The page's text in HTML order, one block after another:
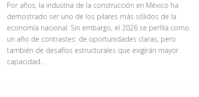
Por años, la industria de la construcción en México ha
demostrado ser uno de los pilares más sólidos de la
economía nacional. Sin embargo, el 2026 se perfila como
un año de contrastes: de oportunidades claras, pero
también de desafíos estructurales que exigirán mayor
capacidad...